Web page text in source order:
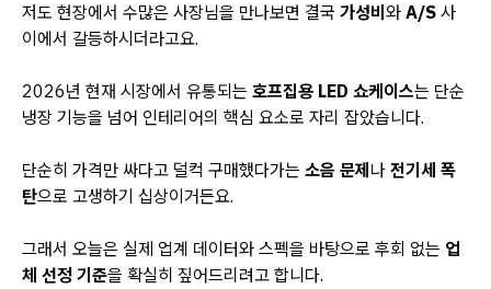
저도 현장에서 수많은 사장님을 만나보면 결국 가성비 와 A/S 사
이에서 갈등하시더라고요.
2026년 현재 시장에서 유통되는 호프집용 LED 쇼케이스는 단순
냉장 기능을 넘어 인테리어의 핵심 요소로 자리 잡았습니다.
단순히 가격만 싸다고 덜컥 구매했다가는 소음 문제 나 전기세 폭
탄으로 고생하기 십상이거든요.
그래서 오늘은 실제 업계 데이터와 스펙을 바탕으로 후회 없는 업
체 선정 기준을 확실히 짚어드리려고 합니다.